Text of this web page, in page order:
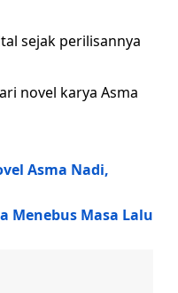
sejak perilisannya
novel karya Asma
Asma Nadi,
Menebus Masa Lalu